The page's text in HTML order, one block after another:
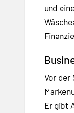
und
Vor der
Er gibt